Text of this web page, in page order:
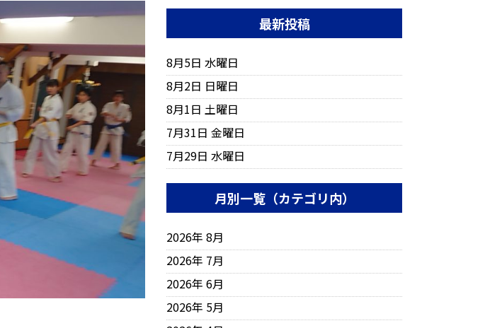
最新投稿
8月5日 水曜日
8月2日 日曜日
8月1日 土曜日
7月31日 金曜日
7月29日 水曜日
月別一覧（カテゴリ内）
2026年 8月
2026年 7月
2026年 6月
2026年 5月